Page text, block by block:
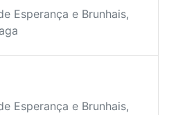
Esperança e Brunhais,
Esperança e Brunhais,